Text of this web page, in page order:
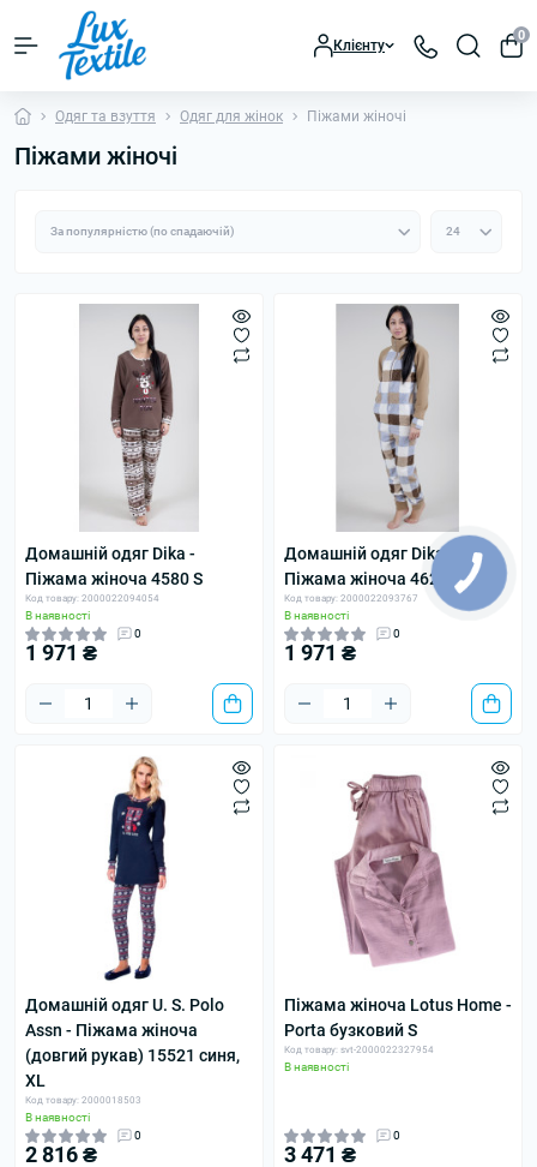
Клієнту
0
Одяг та взуття Одяг для жінок Піжами жіночі
Піжами жіночі
Домашній одяг Dika -
Піжама жіноча 4580 S
Код товару: 2000022094054
В наявності
0
1 971 ₴
Домашній одяг Dika -
Піжама жіноча 4628 XL
Код товару: 2000022093767
В наявності
0
1 971 ₴
Домашній одяг U. S. Polo
Assn - Піжама жіноча
(довгий рукав) 15521 синя,
XL
Код товару: 2000018503
В наявності
0
2 816 ₴
Піжама жіноча Lotus Home -
Porta бузковий S
Код товару: svt-2000022327954
В наявності
0
3 471 ₴